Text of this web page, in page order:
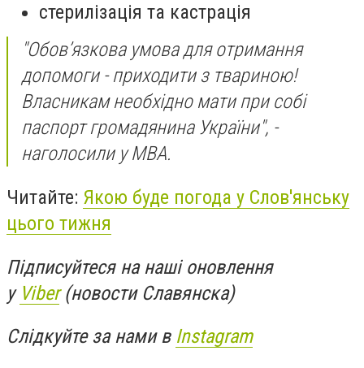
стерилізація та кастрація
"Обовʼязкова умова для отримання
допомоги - приходити з твариною!
Власникам необхідно мати при собі
паспорт громадянина України", -
наголосили у МВА.
Читайте: Якою буде погода у Слов'янську
цього тижня
Підписуйтеся на наші оновлення
у Viber(новости Славянска)
Слідкуйте за нами в Instagram